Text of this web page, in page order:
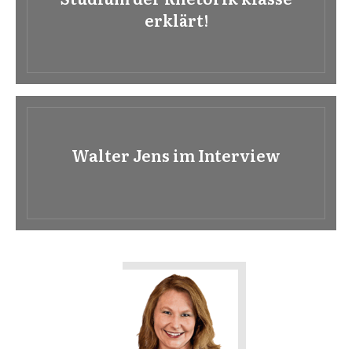
erklärt!
Walter Jens im Interview